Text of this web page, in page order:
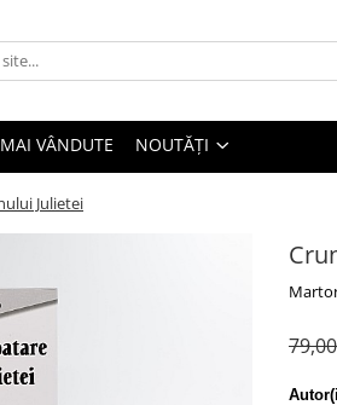
VÂNDUTE NOUTĂȚI
Julietei